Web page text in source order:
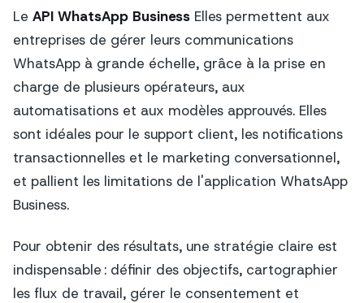
Le API WhatsApp Business Elles permettent aux
entreprises de gérer leurs communications
WhatsApp à grande échelle, grâce à la prise en
charge de plusieurs opérateurs, aux
automatisations et aux modèles approuvés. Elles
sont idéales pour le support client, les notifications
transactionnelles et le marketing conversationnel,
et pallient les limitations de l'application WhatsApp
Business.
Pour obtenir des résultats, une stratégie claire est
indispensable : définir des objectifs, cartographier
les flux de travail, gérer le consentement et